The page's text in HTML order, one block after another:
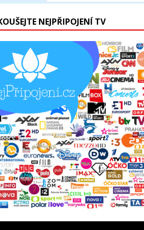
NEJPŘIPOJENÍ TV